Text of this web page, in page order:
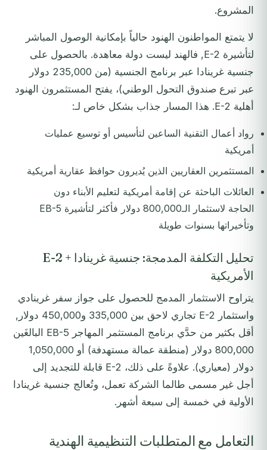
المشروع.
لا يتمتع المواطنون الهنود حالياً بإمكانية الوصول المباشر
لتأشيرة E-2, فالهند ليست دولة معاهدة. بالحصول على
جنسية غرينادا عبر برنامج الجنسية (من 235,000 دولار
عبر تبرع صندوق التحول الوطني)، يفتح المستثمرون الهنود
أهلية E-2. هذا المسار جذاب بشكل خاص لـ:
رواد أعمال التقنية الساعين لتأسيس أو توسيع عمليات
أمريكية
المستثمرين العقاريين الذين يُديرون حوافظ عقارية أمريكية
العائلات الباحثة عن إقامة أمريكية لتعليم الأبناء دون
الحاجة لاستثمار الـ800,000 دولار فأكثر لتأشيرة EB-5
وتأخيراتها بسنوات طويلة
تحليل التكلفة المدمجة: جنسية غرينادا + E-2
الأمريكية
يتراوح الاستثمار المدمج للحصول على جواز سفر غرينادي
واستثمار E-2 تجاري لاحق بين 335,000 و450,000 دولار,
أقل بكثير من حدَّي برنامج المستثمر المهاجر EB-5 البالغَين
800,000 دولار (منطقة عمالة مستهدفة) أو 1,050,000
دولار (معياري). علاوةً على ذلك، E-2 قابلة للتجديد إلى
أجل غير مسمى طالما الشركة تعمل، وتُعالج جنسية غرينادا
الأولية في خمسة إلى سبعة أشهر.
التعامل مع المتطلبات التنظيمية الهندية